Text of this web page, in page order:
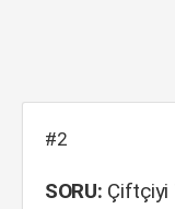
#2
SORU: Çiftçiyi